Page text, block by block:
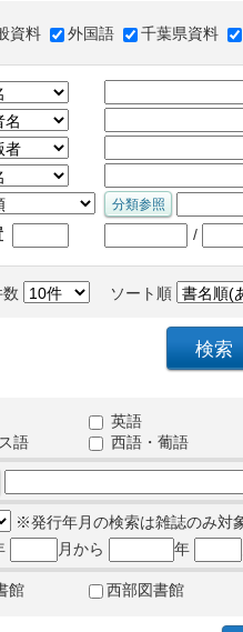
資料 外国語 千葉県資料
/
ソート順
英語
語
西語・葡語
※発行年月の検索は雑誌のみ対
月から 年
館 西部図書館